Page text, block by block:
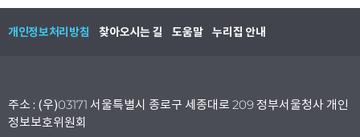
개인정보처리방침 찾아오시는 길 도움말 누리집 안내
주소 : (우)03171 서울특별시 종로구 세종대로 209 정부서울청사 개인
정보보호위원회